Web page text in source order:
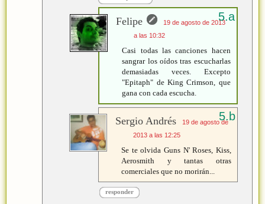
Felipe
19 de agosto de 2013
a las 10:32
Casi todas las canciones hacen
sangrar los oídos tras escucharlas
demasiadas veces. Excepto
"Epitaph" de King Crimson, que
gana con cada escucha.
Sergio Andrés
19 de agosto de
2013 a las 12:25
Se te olvida Guns N' Roses, Kiss,
Aerosmith y tantas otras
comerciales que no morirán...
responder